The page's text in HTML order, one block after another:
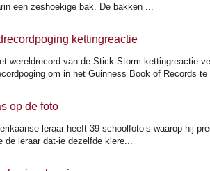
een zeshoekige bak. De bakken ...
kettingreactie
wereldrecord van de Stick Storm kettingreactie
om in het Guinness Book of Records
op de foto
leraar heeft 39 schoolfoto’s waarop hij
de leraar dat-ie dezelfde klere...